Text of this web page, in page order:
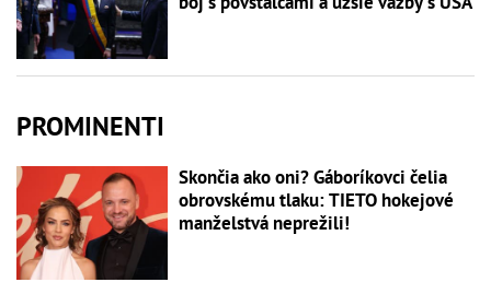
PROMINENTI
Skončia ako oni? Gáboríkovci čelia
obrovskému tlaku: TIETO hokejové
manželstvá neprežili!